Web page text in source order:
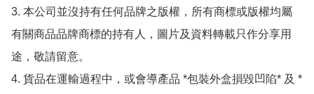
3. 本公司並沒持有任何品牌之版權，所有商標或版權均屬
有關商品品牌商標的持有人，圖片及資料轉載只作分享用
途，敬請留意。
4. 貨品在運輸過程中，或會導產品 *包裝外盒損毀凹陷* 及 *